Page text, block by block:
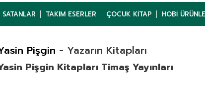
TAKIM ESERLER ÇOCUK KITAP HOBI
- Yazarın Kitapları
Pişgin
Pişgin Kitapları Timaş Yayınları